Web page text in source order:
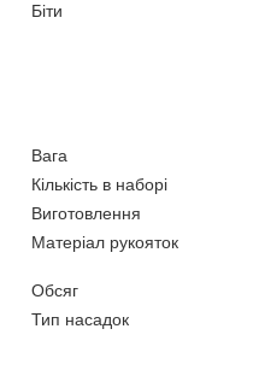
Біти
Вага
Кількість в наборі
Виготовлення
Матеріал рукояток
Обсяг
Тип насадок